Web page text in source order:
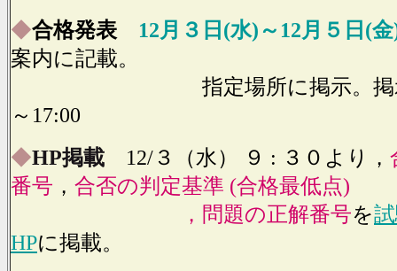
◆合格発表
12月３日(水)～12月５日(
案内に記載。
指定場所に掲示。掲示
～17:00
◆HP掲載 12/３（水） ９ : ３０より，
番号 ， 合否の判定基準 (合格最低点)
，問題の正解番号を
HPに掲載。